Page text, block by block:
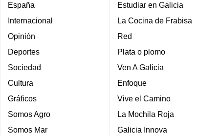
España
Internacional
Opinión
Deportes
Sociedad
Cultura
Gráficos
Somos Agro
Somos Mar
Estudiar en Galicia
La Cocina de Frabisa
Red
Plata o plomo
Ven A Galicia
Enfoque
Vive el Camino
La Mochila Roja
Galicia Innova